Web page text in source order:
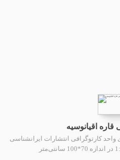
اقیانوسیه
کارتوگرافی انتشارات ایرانشناسی